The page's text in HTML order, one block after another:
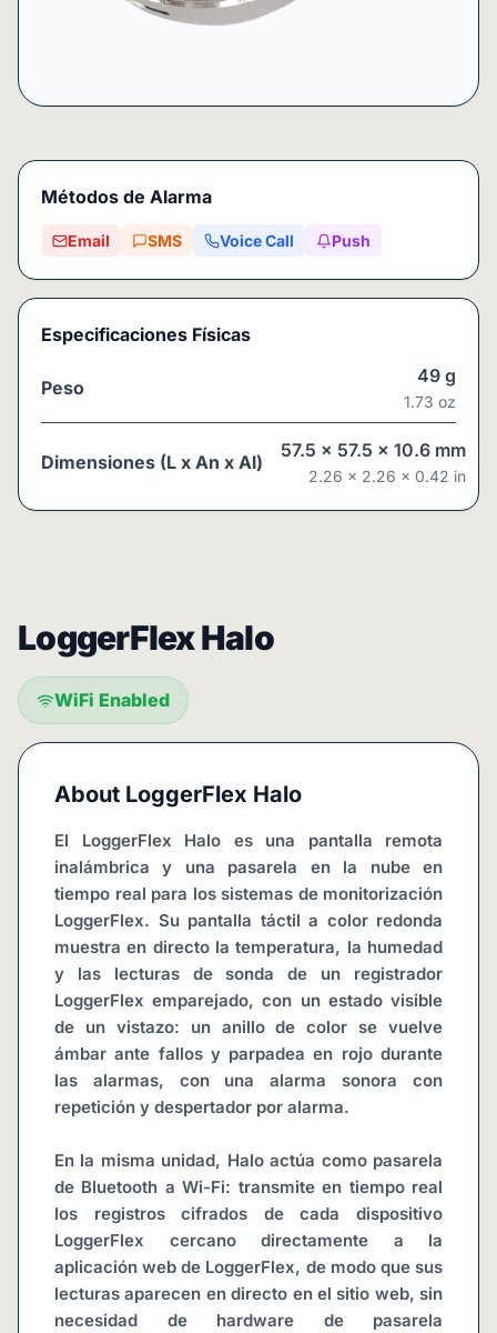
Métodos de Alarma
Email SMS Voice Call Push
Especificaciones Físicas
Peso
49 g
1.73 oz
Dimensiones (L x An x Al)
57.5 x 57.5 x 10.6 mm
2.26 x 2.26 x 0.42 in
LoggerFlex Halo
WiFi Enabled
About LoggerFlex Halo
El LoggerFlex Halo es una pantalla remota
inalámbrica y una pasarela en la nube en
tiempo real para los sistemas de monitorización
LoggerFlex. Su pantalla táctil a color redonda
muestra en directo la temperatura, la humedad
y las lecturas de sonda de un registrador
LoggerFlex emparejado, con un estado visible
de un vistazo: un anillo de color se vuelve
ámbar ante fallos y parpadea en rojo durante
las alarmas, con una alarma sonora con
repetición y despertador por alarma.
En la misma unidad, Halo actúa como pasarela
de Bluetooth a Wi-Fi: transmite en tiempo real
los registros cifrados de cada dispositivo
LoggerFlex cercano directamente a la
aplicación web de LoggerFlex, de modo que sus
lecturas aparecen en directo en el sitio web, sin
necesidad de hardware de pasarela